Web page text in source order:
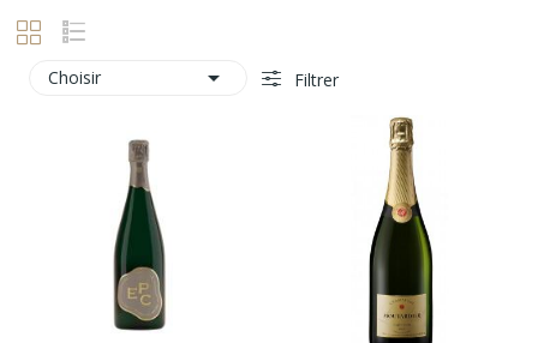
Origine Et Définition Du Champagne
Brut
12 g de sucre par litre. Ce niveau de dosage permet :
de préserver la pureté aromatique
de révéler le vin sans artifice
d’offrir une grande polyvalence gastronomique
Le Brut est la lecture la plus fidèle de l’ADN d’une Maison de
Champagne.
Les Terroirs À L’origine Des Grands
Champagnes Brut
Choisir  Filtrer